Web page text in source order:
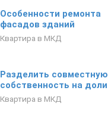
Особенности ремонта
фасадов зданий
Квартира в МКД
Разделить совместную
собственность на доли
Квартира в МКД